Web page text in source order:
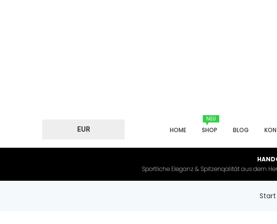
EUR HOME
NEU
SHOP BLOG
Sportliche Eleganz & Spitzenqalität aus dem
Start